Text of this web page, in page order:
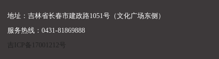
地址：吉林省长春市建政路1051号（文化广场东侧）
服务热线：0431-81869888
吉ICP备17001212号